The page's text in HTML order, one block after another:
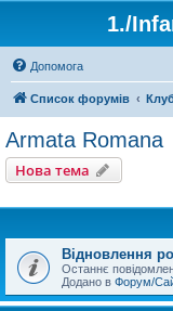
1./
Допомога
Список форумів
Armata Romana
Нова тема
Відновлення
Останнє
Додано в Форум/